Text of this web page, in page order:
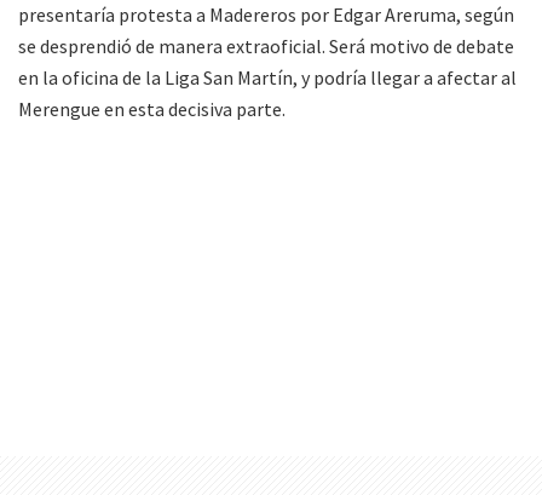
presentaría protesta a Madereros por Edgar Areruma, según
se desprendió de manera extraoficial. Será motivo de debate
en la oficina de la Liga San Martín, y podría llegar a afectar al
Merengue en esta decisiva parte.